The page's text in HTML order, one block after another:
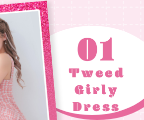
01
Tweed
Girly
Dress